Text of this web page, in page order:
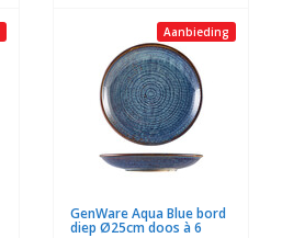
Aanbieding
GenWare Aqua Blue bord
diep Ø25cm doos à 6